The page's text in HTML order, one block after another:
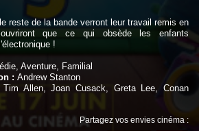
reste de la bande verront leur travail remis en
que ce qui obsède les enfants
!
Aventure, Familial
: Andrew Stanton
Allen, Joan Cusack, Greta Lee, Conan
Partagez vos envies cinéma :